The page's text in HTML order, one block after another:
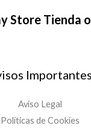
Store Tienda
Importantes
Aviso Legal
Políticas de Cookies